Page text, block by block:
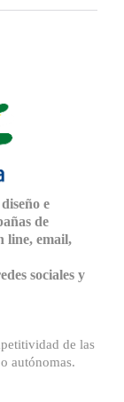
e
de
line, email,
sociales y
de las
autónomas.